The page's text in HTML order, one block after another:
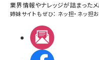
業界情報やナレッジが詰まったメ
姉妹サイトもぜひ： ネッ担・ ネッ担